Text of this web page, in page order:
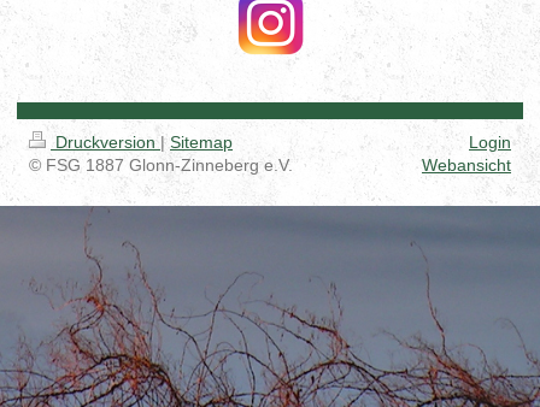
Druckversion | Sitemap
© FSG 1887 Glonn-Zinneberg e.V.
Login
Webansicht